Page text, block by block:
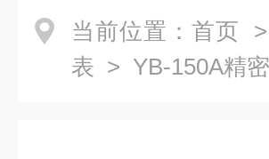
当前位置： 首页 >
表 > YB-150A精